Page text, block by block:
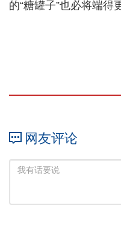
的“糖罐子”也必将端得
网友评论